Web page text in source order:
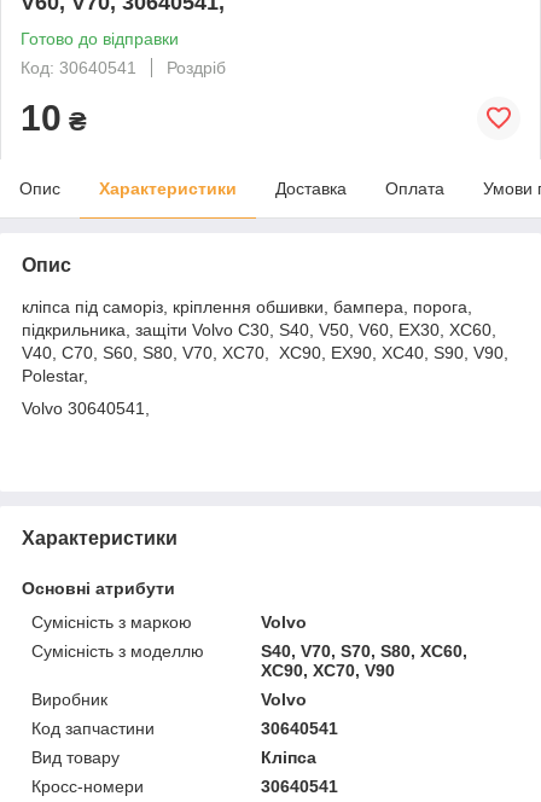
Готово до відправки
Код: 30640541
Роздріб
10 ₴
Опис Характеристики Доставка Оплата Умови
Опис
кліпса під саморіз, кріплення обшивки, бампера, порога,
підкрильника, защіти Volvo C30, S40, V50, V60, EX30, XC60,
V40, C70, S60, S80, V70, XC70, XC90, EX90, XC40, S90, V90,
Polestar,
Volvo 30640541,
Характеристики
Основні атрибути
Сумісність з маркою
Volvo
Сумісність з моделлю
S40, V70, S70, S80, XC60,
XC90, XC70, V90
Виробник
Volvo
Код запчастини
30640541
Вид товару
Кліпса
Кросс-номери
30640541